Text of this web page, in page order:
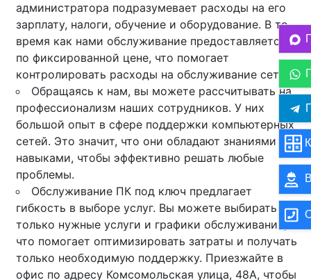
администратора подразумевает расходы на его
зарплату, налоги, обучение и оборудование. В то
время как нами обслуживание предоставляется
по фиксированной цене, что помогает
контролировать расходы на обслуживание сети.
Обращаясь к нам, вы можете рассчитывать на
профессионализм наших сотрудников. У них
большой опыт в сфере поддержки компьютерных
сетей. Это значит, что они обладают знаниями и
навыками, чтобы эффективно решать любые
проблемы.
Обслуживание ПК под ключ предлагает
гибкость в выборе услуг. Вы можете выбирать
только нужные услуги и графики обслуживания,
что помогает оптимизировать затраты и получать
только необходимую поддержку. Приезжайте в
офис по адресу Комсомольская улица, 48А, чтобы